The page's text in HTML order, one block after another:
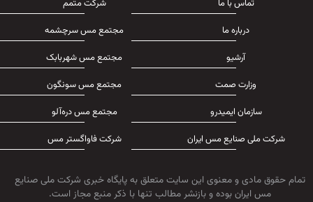
تماس با ما
درباره ما
آرشیو
وزارت صمت
سازمان ایمیدرو
شرکت ملی صنایع مس ایران
شرکت متمم
مجتمع مس سرچشمه
مجتمع مس شهربابک
مجتمع مس سونگون
مجتمع مس دره‌آلو
شرکت فاواگستر مس
تمام حقوق مادی و معنوی این سایت متعلق به پایگاه خبری شرکت ملی صنایع
مس ایران بوده و بازنشر مطالب تنها با ذکر منبع مجاز است.